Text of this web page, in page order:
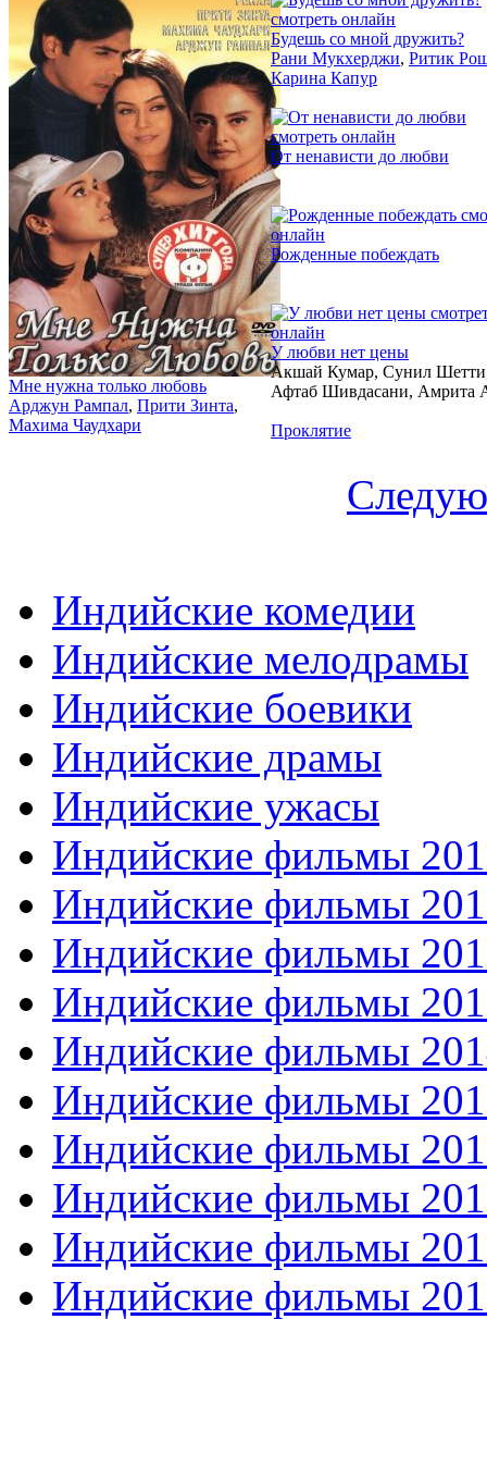
Мне нужна только любовь
Арджун Рампал, Прити Зинта,
Махима Чаудхари
Будешь со мной дружить?
Рани Мукхерджи, Ритик
Карина Капур
От ненависти до любви
Рожденные побеждать
У любви нет цены
Акшай Кумар, Сунил
Афтаб Шивдасани, Амрита
Проклятие
Индийские комедии
Индийские мелодрамы
Индийские боевики
Индийские драмы
Индийские ужасы
Индийские фильмы
Индийские фильмы
Индийские фильмы
Индийские фильмы
Индийские фильмы
Индийские фильмы
Индийские фильмы
Индийские фильмы
Индийские фильмы
Индийские фильмы